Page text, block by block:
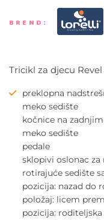
BREND:
Tricikl za djecu
preklopna
meko sedište
kočnice na
meko sedište
pedale
sklopivi oslonac za
rotirajuće sedište
pozicija: nazad do
položaj: licem
pozicija: